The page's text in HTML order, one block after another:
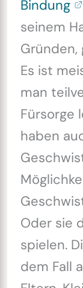
Bindung
seinem
Gründen,
Es ist
man
Fürsorge
haben
Oder sie
spielen.
dem Fall